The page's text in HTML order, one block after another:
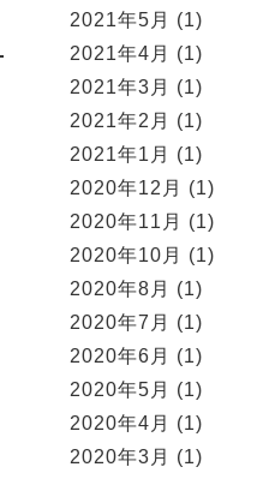
2021年5月
(1)
2021年4月
(1)
2021年3月
(1)
2021年2月
(1)
2021年1月
(1)
2020年12月
(1)
2020年11月
(1)
2020年10月
(1)
2020年8月
(1)
2020年7月
(1)
2020年6月
(1)
2020年5月
(1)
2020年4月
(1)
2020年3月
(1)